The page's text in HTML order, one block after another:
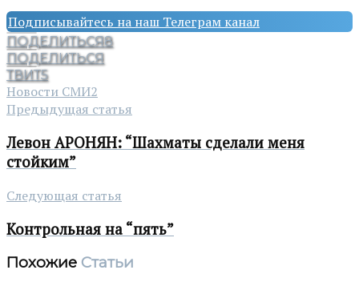
Подписывайтесь на наш Телеграм канал
ПОДЕЛИТЬСЯ8
ПОДЕЛИТЬСЯ
ТВИТ5
Новости СМИ2
Предыдущая статья
Левон АРОНЯН: “Шахматы сделали меня
стойким”
Следующая статья
Контрольная на “пять”
Похожие Статьи